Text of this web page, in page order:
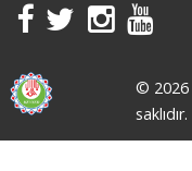
© 2026
saklıdır.